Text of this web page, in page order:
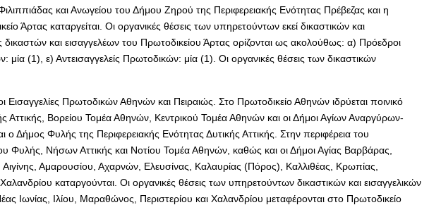
και Ανωγείου του Δήμου Ζηρού της Περιφερειακής Ενότητας Πρέβεζας και η
Άρτας καταργείται. Οι οργανικές θέσεις των υπηρετούντων εκεί δικαστικών και
και εισαγγελέων του Πρωτοδικείου Άρτας ορίζονται ως ακολούθως: α) Πρόεδροι
(1), ε) Αντεισαγγελείς Πρωτοδικών: μία (1). Οι οργανικές θέσεις των δικαστικών
Εισαγγελίες Πρωτοδικών Αθηνών και Πειραιώς. Στο Πρωτοδικείο Αθηνών ιδρύεται ποινικό
Βορείου Τομέα Αθηνών, Κεντρικού Τομέα Αθηνών και οι Δήμοι Αγίων Αναργύρων-
Δήμος Φυλής της Περιφερειακής Ενότητας Δυτικής Αττικής. Στην περιφέρεια του
Φυλής, Νήσων Αττικής και Νοτίου Τομέα Αθηνών, καθώς και οι Δήμοι Αγίας Βαρβάρας,
Αμαρουσίου, Αχαρνών, Ελευσίνας, Καλαυρίας (Πόρος), Καλλιθέας, Κρωπίας,
καταργούνται. Οι οργανικές θέσεις των υπηρετούντων δικαστικών και εισαγγελικών
Ιλίου, Μαραθώνος, Περιστερίου και Χαλανδρίου μεταφέρονται στο Πρωτοδικείο